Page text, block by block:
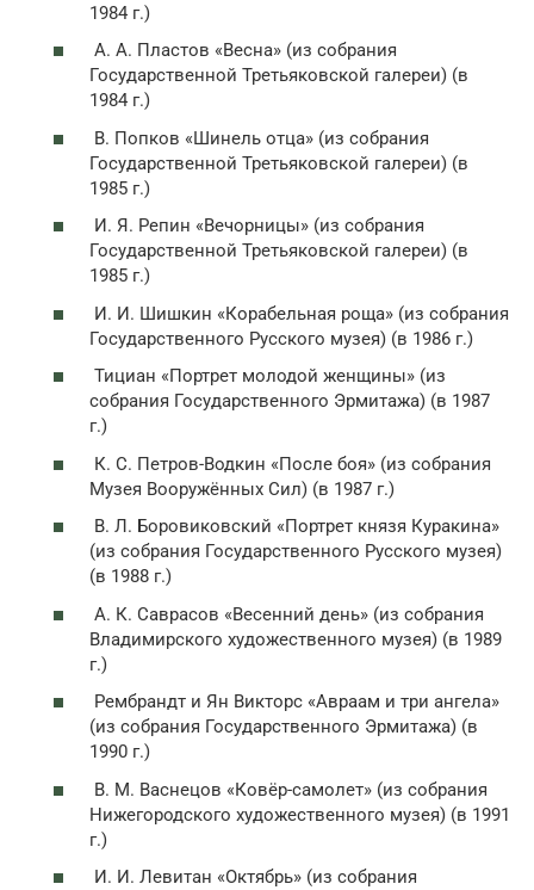
1984 г.)
А. А. Пластов «Весна» (из собрания
Государственной Третьяковской галереи) (в
1984 г.)
В. Попков «Шинель отца» (из собрания
Государственной Третьяковской галереи) (в
1985 г.)
И. Я. Репин «Вечорницы» (из собрания
Государственной Третьяковской галереи) (в
1985 г.)
И. И. Шишкин «Корабельная роща» (из собрания
Государственного Русского музея) (в 1986 г.)
Тициан «Портрет молодой женщины» (из
собрания Государственного Эрмитажа) (в 1987
г.)
К. С. Петров-Водкин «После боя» (из собрания
Музея Вооружённых Сил) (в 1987 г.)
В. Л. Боровиковский «Портрет князя Куракина»
(из собрания Государственного Русского музея)
(в 1988 г.)
А. К. Саврасов «Весенний день» (из собрания
Владимирского художественного музея) (в 1989
г.)
Рембрандт и Ян Викторс «Авраам и три ангела»
(из собрания Государственного Эрмитажа) (в
1990 г.)
В. М. Васнецов «Ковёр-самолет» (из собрания
Нижегородского художественного музея) (в 1991
г.)
И. И. Левитан «Октябрь» (из собрания